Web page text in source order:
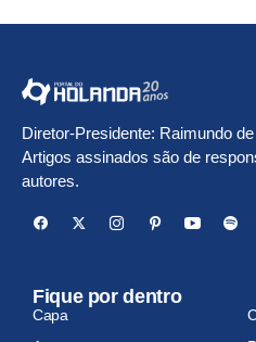
Diretor-Presidente: Raimundo
Artigos assinados são de
autores.
Fique por dentro
Capa